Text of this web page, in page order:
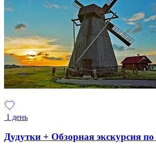
1 день
Дудутки + Обзорная экскурсия